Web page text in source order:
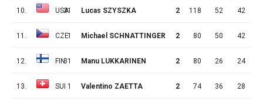
10. USA
31 Lucas SZYSZKA 2 118 52 42
11. CZE1 Michael SCHNATTINGER 2 80 50 42
12. FIN31 Manu LUKKARINEN 2 80 26 24
13. SUI 1 Valentino ZAETTA 2 74 36 28